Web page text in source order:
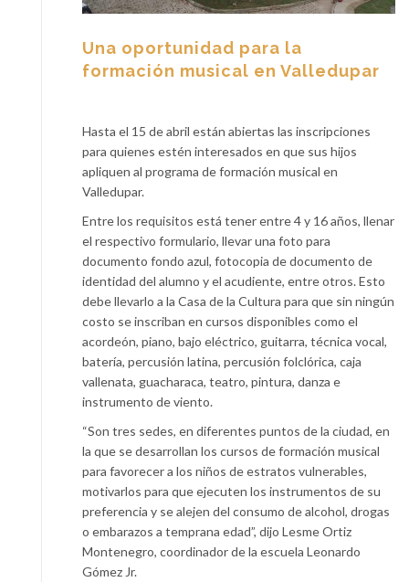
Una oportunidad para la
formación musical en Valledupar
Hasta el 15 de abril están abiertas las inscripciones
para quienes estén interesados en que sus hijos
apliquen al programa de formación musical en
Valledupar.
Entre los requisitos está tener entre 4 y 16 años, llenar
el respectivo formulario, llevar una foto para
documento fondo azul, fotocopia de documento de
identidad del alumno y el acudiente, entre otros. Esto
debe llevarlo a la Casa de la Cultura para que sin ningún
costo se inscriban en cursos disponibles como el
acordeón, piano, bajo eléctrico, guitarra, técnica vocal,
batería, percusión latina, percusión folclórica, caja
vallenata, guacharaca, teatro, pintura, danza e
instrumento de viento.
“Son tres sedes, en diferentes puntos de la ciudad, en
la que se desarrollan los cursos de formación musical
para favorecer a los niños de estratos vulnerables,
motivarlos para que ejecuten los instrumentos de su
preferencia y se alejen del consumo de alcohol, drogas
o embarazos a temprana edad”, dijo Lesme Ortiz
Montenegro, coordinador de la escuela Leonardo
Gómez Jr.